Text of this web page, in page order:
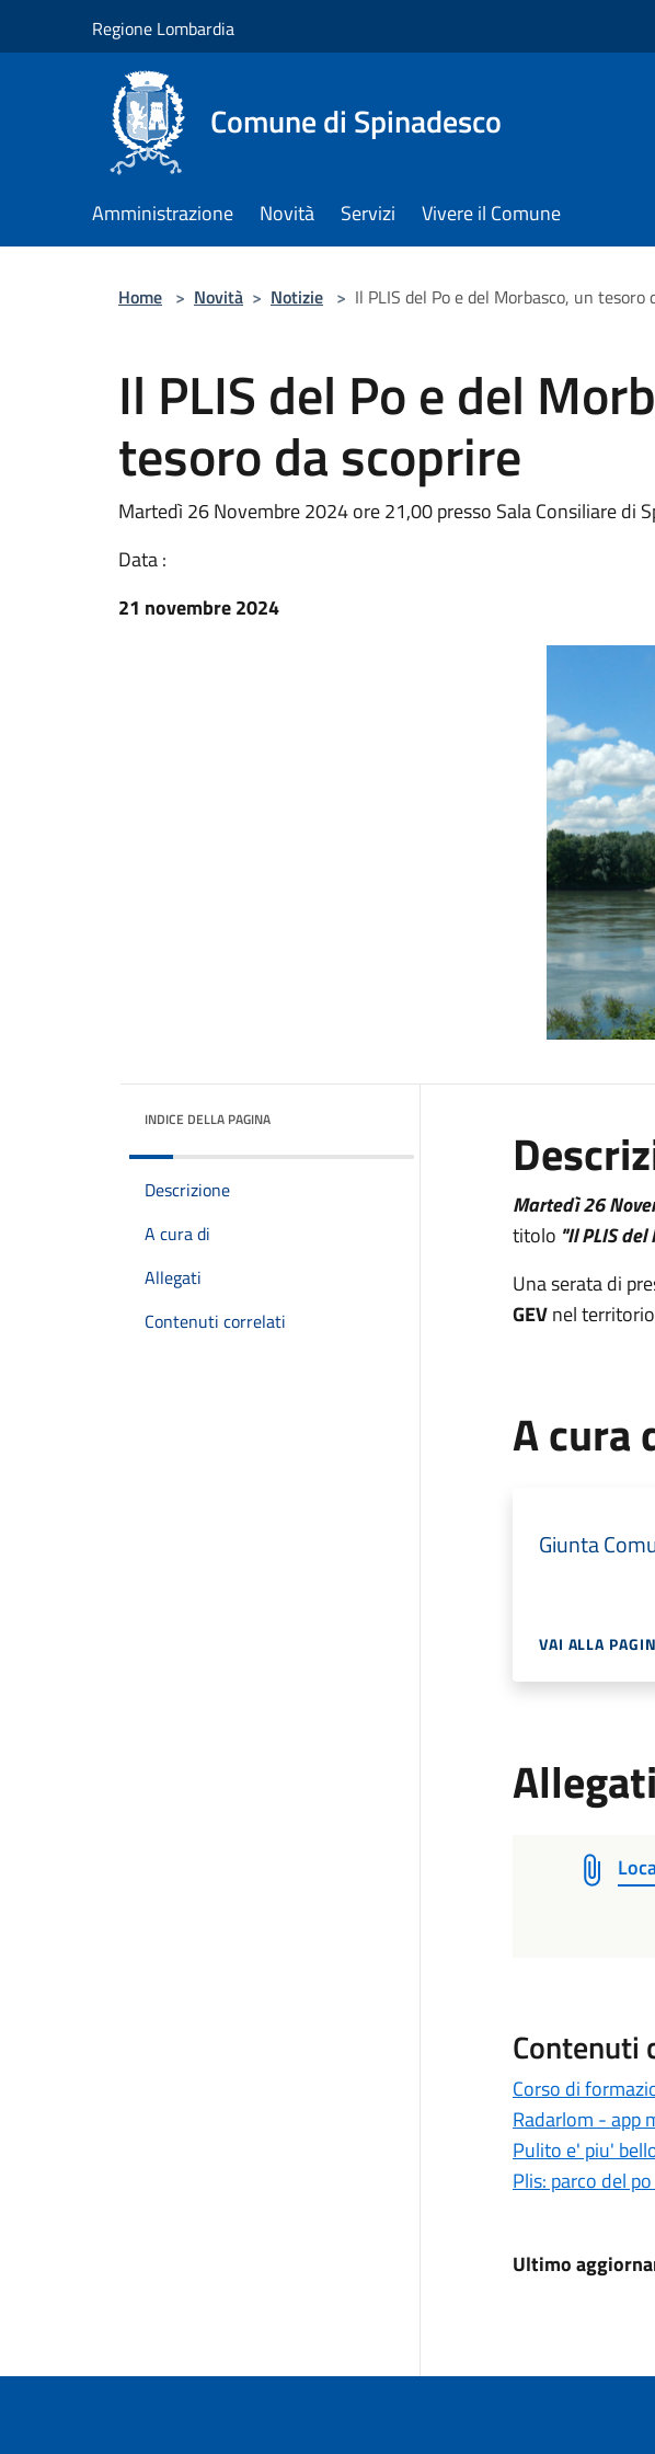
Regione Lombardia
Comune di Spinadesco
Amministrazione Novità Servizi Vivere il Comune
Home > Novità > Notizie > Il PLIS del Po e del Morbasco, un tesoro
Il PLIS del Po e del
tesoro da scoprire
Martedì 26 Novembre 2024 ore 21,00 presso Sala Consiliare di
Data :
21 novembre 2024
INDICE DELLA PAGINA
Descrizione
A cura di
Allegati
Contenuti correlati
Martedì 26
titolo "Il PLIS
Una serata di
GEVnel
A cura
Giunta
VAI ALLA
Allegati
Contenuti
Corso di
Radarlom - app
Pulito e' piu'
Plis: parco del
Ultimo